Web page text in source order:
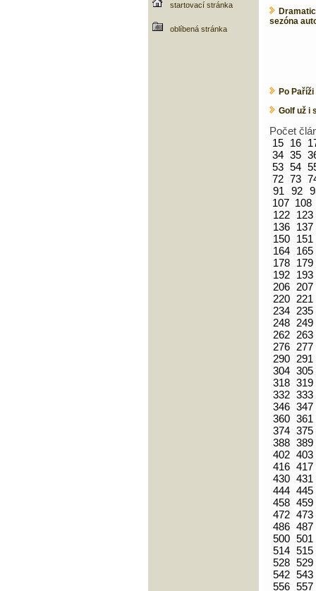
startovací stránka
oblíbená stránka
sezóna
Po
Golf už i
Počet
15 16
34 35
53 54
72 73
91
92
107 108
122
123
136
137
150
151
164
165
178
179
192
193
206 207
220
221
234
235
248
249
262
263
276
277
290
291
304 305
318 319
332 333
346 347
360 361
374 375
388 389
402 403
416 417
430 431
444 445
458 459
472 473
486 487
500 501
514 515
528 529
542 543
556 557